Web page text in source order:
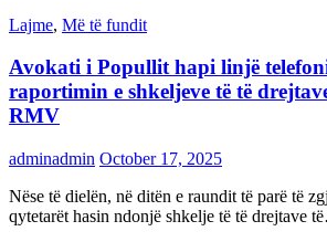
Lajme, Më të fundit
Avokati i Popullit hapi linjë
raportimin e shkeljeve të të
RMV
adminadmin October 17, 2025
Nëse të dielën, në ditën e raundit të parë të
qytetarët hasin ndonjë shkelje të të drejtave